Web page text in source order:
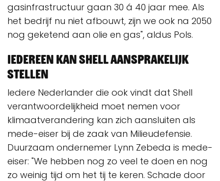
gasinfrastructuur gaan 30 á 40 jaar mee. Als
het bedrijf nu niet afbouwt, zijn we ook na 2050
nog geketend aan olie en gas", aldus Pols.
Iedereen kan Shell aansprakelijk
stellen
Iedere Nederlander die ook vindt dat Shell
verantwoordelijkheid moet nemen voor
klimaatverandering kan zich aansluiten als
mede-eiser bij de zaak van Milieudefensie.
Duurzaam ondernemer Lynn Zebeda is mede-
eiser: "We hebben nog zo veel te doen en nog
zo weinig tijd om het tij te keren. Schade door